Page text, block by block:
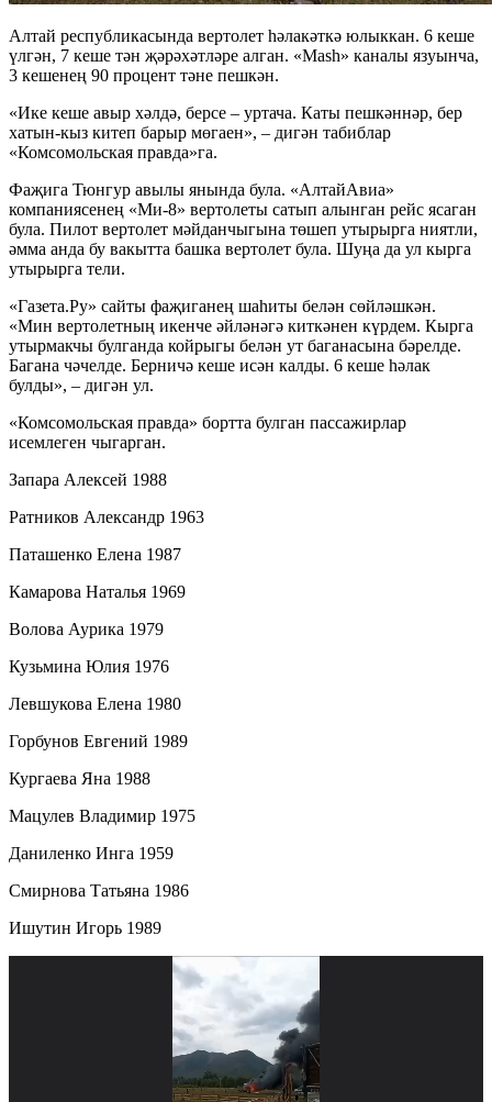
Алтай республикасында вертолет һәлакәткә юлыккан. 6 кеше
үлгән, 7 кеше тән җәрәхәтләре алган. «Mash» каналы язуынча,
3 кешенең 90 процент тәне пешкән.
«Ике кеше авыр хәлдә, берсе – уртача. Каты пешкәннәр, бер
хатын-кыз китеп барыр мөгаен», – дигән табиблар
«Комсомольская правда»га.
Фаҗига Тюнгур авылы янында була. «АлтайАвиа»
компаниясенең «Ми-8» вертолеты сатып алынган рейс ясаган
була. Пилот вертолет мәйданчыгына төшеп утырырга ниятли,
әмма анда бу вакытта башка вертолет була. Шуңа да ул кырга
утырырга тели.
«Газета.Ру» сайты фаҗиганең шаһиты белән сөйләшкән.
«Мин вертолетның икенче әйләнәгә киткәнен күрдем. Кырга
утырмакчы булганда койрыгы белән ут баганасына бәрелде.
Багана чәчелде. Берничә кеше исән калды. 6 кеше һәлак
булды», – дигән ул.
«Комсомольская правда» бортта булган пассажирлар
исемлеген чыгарган.
Запара Алексей 1988
Ратников Александр 1963
Паташенко Елена 1987
Камарова Наталья 1969
Волова Аурика 1979
Кузьмина Юлия 1976
Левшукова Елена 1980
Горбунов Евгений 1989
Кургаева Яна 1988
Мацулев Владимир 1975
Даниленко Инга 1959
Смирнова Татьяна 1986
Ишутин Игорь 1989